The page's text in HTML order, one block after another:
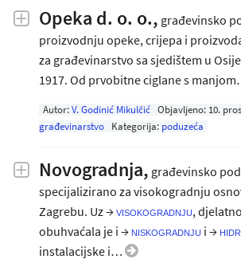
Opeka d. o. o., građevinsko
proizvodnju opeke, crijepa i
za građevinarstvo sa sjedištem u
1917. Od prvobitne ciglane s
Autor: V. Godinić Mikulčić Objavljeno: 10.
građevinarstvo
Kategorija: poduzeća
Novogradnja, građevinsko
specijalizirano za visokogradnju
Zagrebu. Uz →visokogradnju,
obuhvaćala je i → niskogradnju i →
instalacijske i…